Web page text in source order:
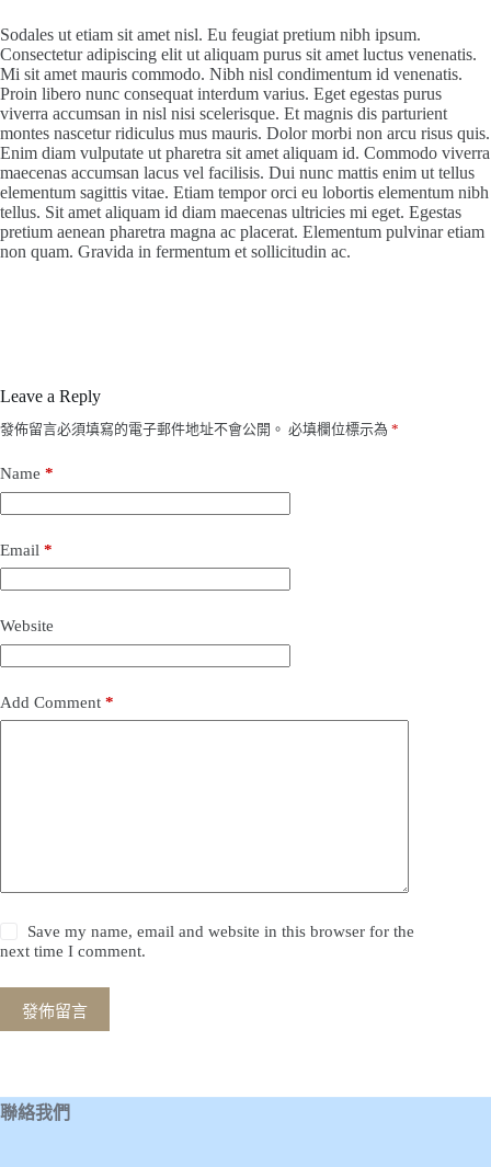
Sodales ut etiam sit amet nisl. Eu feugiat pretium nibh ipsum.
Consectetur adipiscing elit ut aliquam purus sit amet luctus venenatis.
Mi sit amet mauris commodo. Nibh nisl condimentum id venenatis.
Proin libero nunc consequat interdum varius. Eget egestas purus
viverra accumsan in nisl nisi scelerisque. Et magnis dis parturient
montes nascetur ridiculus mus mauris. Dolor morbi non arcu risus quis.
Enim diam vulputate ut pharetra sit amet aliquam id. Commodo viverra
maecenas accumsan lacus vel facilisis. Dui nunc mattis enim ut tellus
elementum sagittis vitae. Etiam tempor orci eu lobortis elementum nibh
tellus. Sit amet aliquam id diam maecenas ultricies mi eget. Egestas
pretium aenean pharetra magna ac placerat. Elementum pulvinar etiam
non quam. Gravida in fermentum et sollicitudin ac.
Leave a Reply
發佈留言必須填寫的電子郵件地址不會公開。 必填欄位標示為 *
Name *
Email *
Website
Add Comment *
Save my name, email and website in this browser for the
next time I comment.
發佈留言
聯絡我們